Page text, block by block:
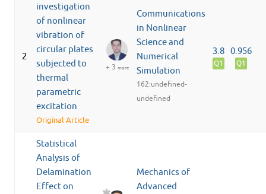
2
investigation
of nonlinear
vibration of
circular plates
subjected to
thermal
parametric
excitation
Original Article
+ 3 more
Communications
in Nonlinear
Science and
Numerical
Simulation
162:undefined-
undefined
3.8
Q1
0.956
Q1
Statistical
Analysis of
Delamination
Effect on
Mechanics of
Advanced